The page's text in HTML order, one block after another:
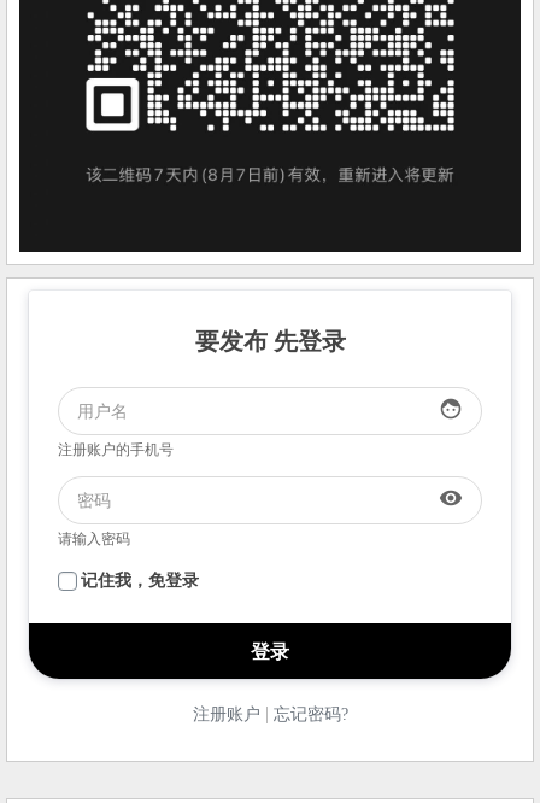
要发布 先登录
face
注册账户的手机号
visibility
请输入密码
记住我，免登录
注册账户 | 忘记密码?